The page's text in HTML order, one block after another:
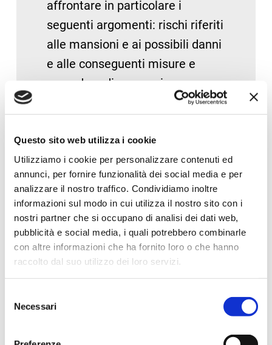
Questo sito web utilizza i cookie
Utilizziamo i cookie per personalizzare contenuti ed
annunci, per fornire funzionalità dei social media e per
analizzare il nostro traffico. Condividiamo inoltre
informazioni sul modo in cui utilizza il nostro sito con i
nostri partner che si occupano di analisi dei dati web,
pubblicità e social media, i quali potrebbero combinarle
con altre informazioni che ha fornito loro o che hanno
raccolto dal suo utilizzo dei loro servizi.
delNecessari
affrontare in particolare i
seguenti argomenti: rischi riferiti
alle mansioni e ai possibili danni
e alle conseguenti misure e
procedure di prevenzione e
protezione caratteristici del
appartenenza dell’azienda.
La durata del corso di
formazione è di 12 ore e deve
essere aggiornato per 6 ore ogni
cinque anni.